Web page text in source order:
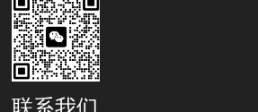
联系我们